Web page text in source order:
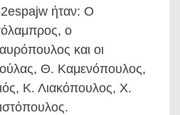
ήταν: Ο
ο
και οι
Θ. Καμενόπουλος,
Κ. Λιακόπουλος, Χ.